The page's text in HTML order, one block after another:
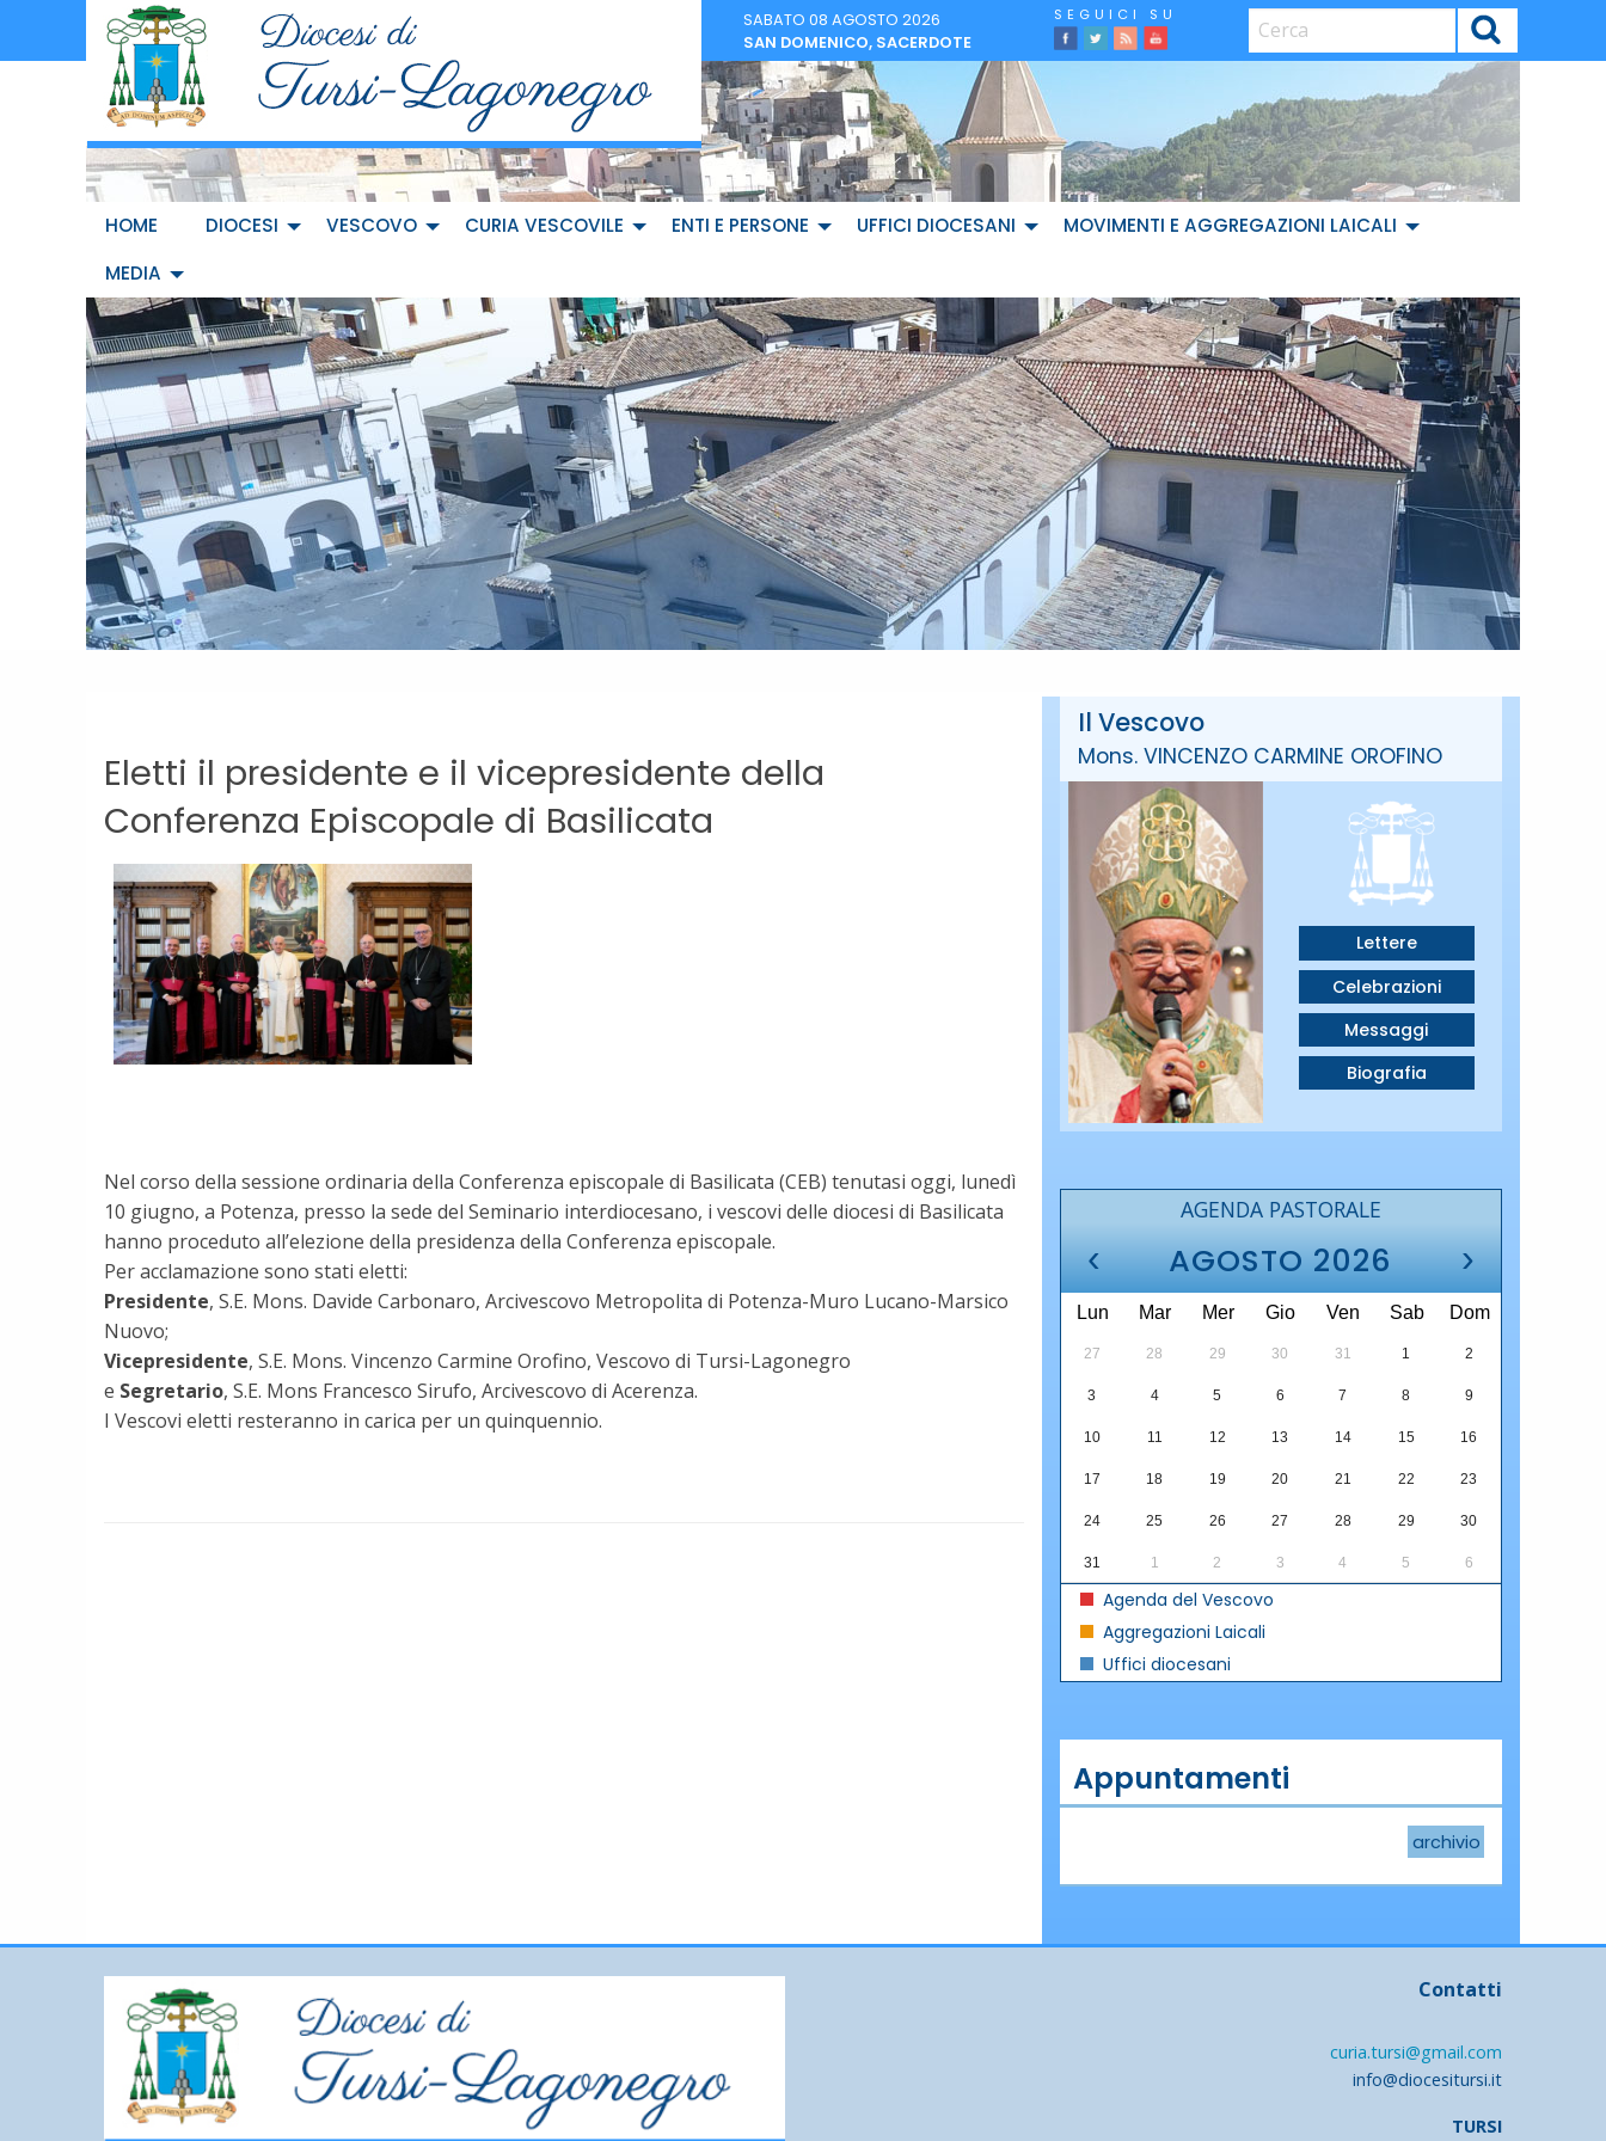
SABATO 08 AGOSTO 2026
SAN DOMENICO, SACERDOTE
facebook
Twitter
FeedYoutube
CERCA
HOME DIOCESI VESCOVO CURIA VESCOVILE ENTI E PERSONE UFFICI DIOCESANI
MOVIMENTI E AGGREGAZIONI LAICALI
MEDIA
Eletti il presidente e il vicepresidente della
Conferenza Episcopale di Basilicata
Nel corso della sessione ordinaria della Conferenza episcopale di Basilicata (CEB) tenutasi oggi, lunedì
10 giugno, a Potenza, presso la sede del Seminario interdiocesano, i vescovi delle diocesi di Basilicata
hanno proceduto all’elezione della presidenza della Conferenza episcopale.
Per acclamazione sono stati eletti:
Presidente, S.E. Mons. Davide Carbonaro, Arcivescovo Metropolita di Potenza-Muro Lucano-Marsico
Nuovo;
Vicepresidente, S.E. Mons. Vincenzo Carmine Orofino, Vescovo di Tursi-Lagonegro
e Segretario, S.E. Mons Francesco Sirufo, Arcivescovo di Acerenza.
I Vescovi eletti resteranno in carica per un quinquennio.
Il Vescovo
Mons. VINCENZO CARMINE OROFINO
Lettere
Celebrazioni
Messaggi
Biografia
AGENDA PASTORALE
‹ AGOSTO 2026 ›
Lun Mar Mer Gio Ven Sab Dom
27 28 29 30 31 1 2
3 4 5 6 7 8 9
10 11 12 13 14 15 16
17 18 19 20 21 22 23
24 25 26 27 28 29 30
31 1 2 3 4 5 6
Agenda del Vescovo
Aggregazioni Laicali
Uffici diocesani
Appuntamenti
archivio
Contatti
curia.tursi@gmail.com
info@diocesitursi.it
TURSI